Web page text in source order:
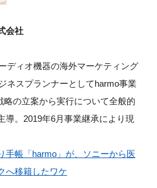
会社
ディオ機器の海外マーケティング
ネスプランナーとしてharmo事業
略の立案から実行について全般的
導。2019年6月事業継承により現
手帳「harmo」が、ソニーから医
へ移籍したワケ